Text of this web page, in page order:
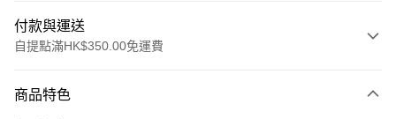
付款與運送
自提點滿HK$350.00免運費
信用卡
商品特色